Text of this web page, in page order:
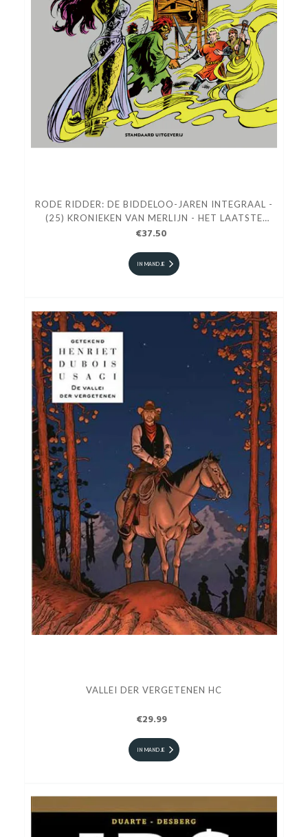
RODE RIDDER: DE BIDDELOO-JAREN INTEGRAAL -
(25) KRONIEKEN VAN MERLIJN - HET LAATSTE
TIJDPERK HC
€37.50
IN MANDJE
VALLEI DER VERGETENEN HC
€29.99
IN MANDJE